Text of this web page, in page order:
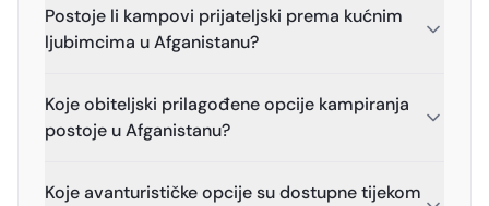
Postoje li kampovi prijateljski prema kućnim
ljubimcima u Afganistanu?
Koje obiteljski prilagođene opcije kampiranja
postoje u Afganistanu?
Koje avanturističke opcije su dostupne tijekom